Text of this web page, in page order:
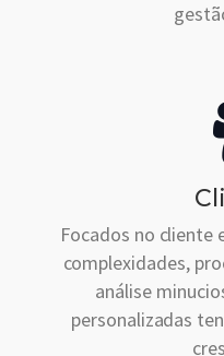
Focados no cliente
complexidades,
análise
personalizadas